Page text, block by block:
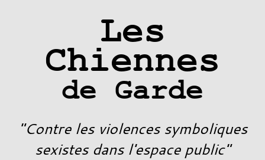
Les
Chiennes
de Garde
"Contre les violences symboliques
sexistes dans l'espace public"